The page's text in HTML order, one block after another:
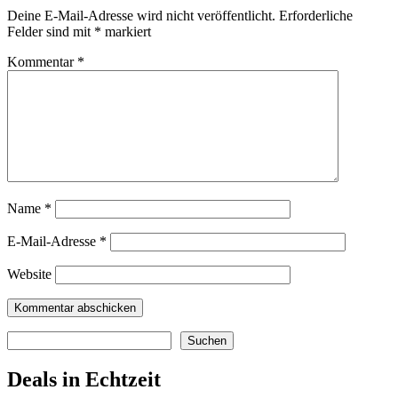
Deine E-Mail-Adresse wird nicht veröffentlicht. Erforderliche
Felder sind mit * markiert
Kommentar *
Name *
E-Mail-Adresse *
Website
Suchen
Deals in Echtzeit